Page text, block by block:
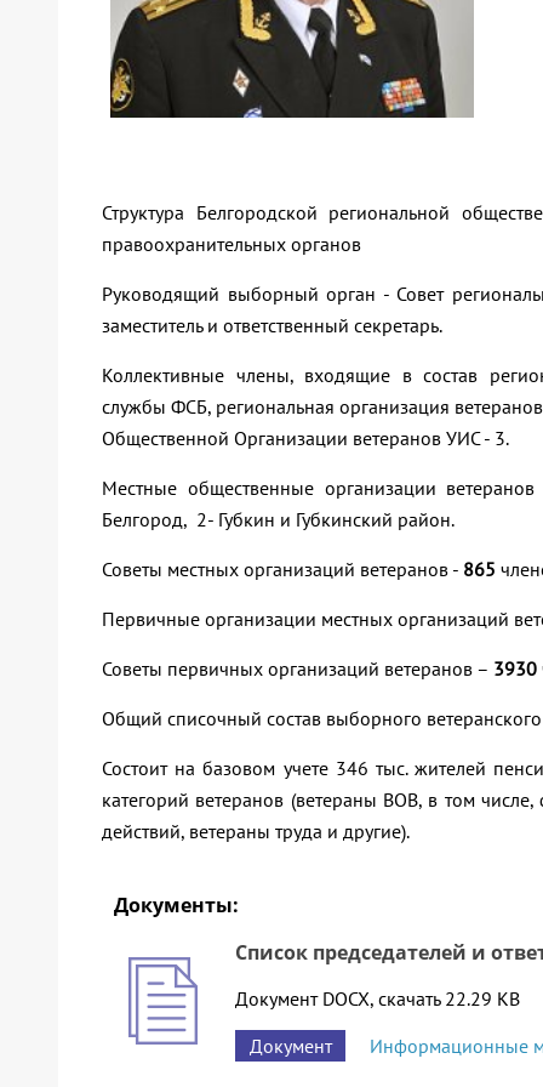
Структура Белгородской региональной
правоохранительных органов
Руководящий выборный орган - Совет
заместитель и ответственный секретарь.
Коллективные члены, входящие в состав
службы ФСБ, региональная организация
Общественной Организации ветеранов УИС - 3.
Местные общественные организации
Белгород, 2- Губкин и Губкинский район.
Советы местных организаций ветеранов - 865
Первичные организации местных организаций
Советы первичных организаций ветеранов – 3930
Общий списочный состав выборного
Состоит на базовом учете 346 тыс. жителей
категорий ветеранов (ветераны ВОВ, в том
действий, ветераны труда и другие).
Документы:
Список председателей и
Документ DOCX, скачать 22.29 KB
Документ
Информационные